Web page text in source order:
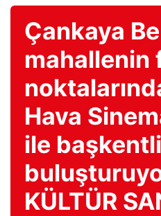
Çankaya
mahallenin
Hava
ile
KÜLTÜR